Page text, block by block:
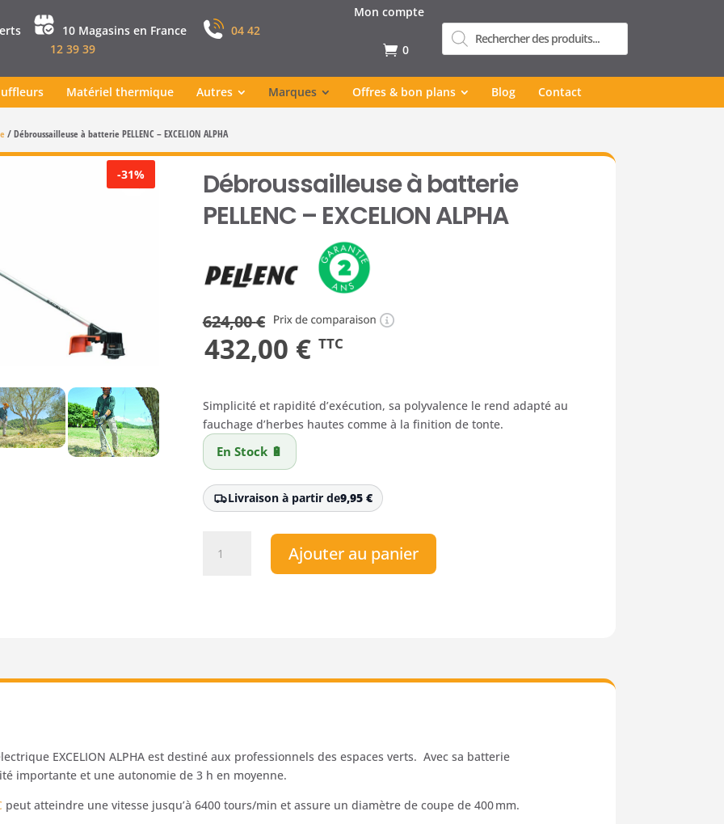
10 Magasins en France
04 42
12 39 39
Mon compte
0
Recherche
de
produits
Matériel thermique Autres Marques Offres & bon plans Blog Contact
/Débroussailleuse à batterie PELLENC – EXCELION ALPHA
-31%
Débroussailleuse à batterie
PELLENC – EXCELION ALPHA
624,00€
Le
initial
était :
624,00 €.
432,00 €Le
actuel
432,00 €.
TTC
Simplicité et rapidité d’exécution, sa polyvalence le rend adapté au
fauchage d’herbes hautes comme à la finition de tonte.
En Stock 🔋
Livraison à partir de9,95 €
Débroussailleuse
Ajouter au panier
EXCELION ALPHA est destiné aux professionnels des espaces verts. Avec sa batterie
importante et une autonomie de 3 h en moyenne.
peut atteindre une vitesse jusqu’à 6400 tours/min et assure un diamètre de coupe de 400 mm.